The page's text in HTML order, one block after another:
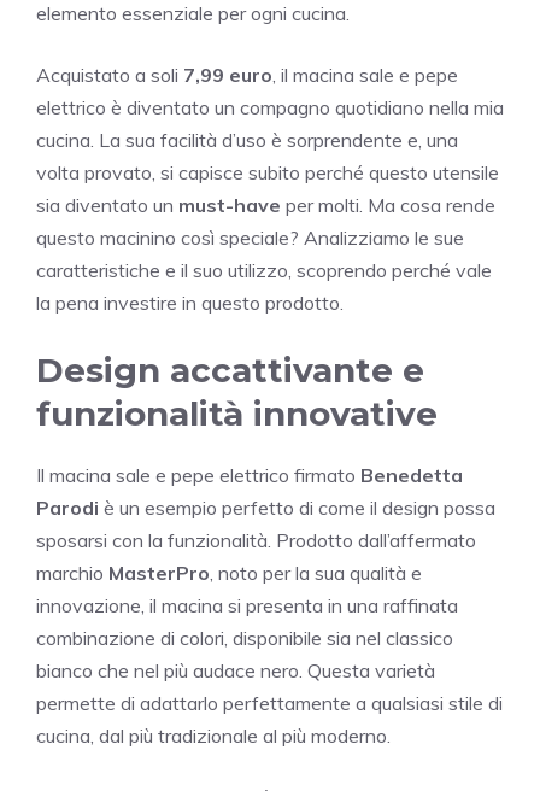
elemento essenziale per ogni cucina.
Acquistato a soli 7,99 euro, il macina sale e pepe
elettrico è diventato un compagno quotidiano nella mia
cucina. La sua facilità d’uso è sorprendente e, una
volta provato, si capisce subito perché questo utensile
sia diventato un must-have per molti. Ma cosa rende
questo macinino così speciale? Analizziamo le sue
caratteristiche e il suo utilizzo, scoprendo perché vale
la pena investire in questo prodotto.
Design accattivante e
funzionalità innovative
Il macina sale e pepe elettrico firmato Benedetta
Parodi è un esempio perfetto di come il design possa
sposarsi con la funzionalità. Prodotto dall’affermato
marchio MasterPro, noto per la sua qualità e
innovazione, il macina si presenta in una raffinata
combinazione di colori, disponibile sia nel classico
bianco che nel più audace nero. Questa varietà
permette di adattarlo perfettamente a qualsiasi stile di
cucina, dal più tradizionale al più moderno.